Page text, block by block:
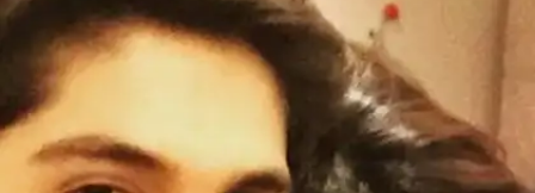
​लता सभरवाल संजीव सेठ ​
सीरियल 'ये रिश्ता क्या कहलाता है' फेम लता सभरवाल और संजीव
सेठ रील नहीं बल्कि रियल लाइफ में भी पति पत्नी थे।